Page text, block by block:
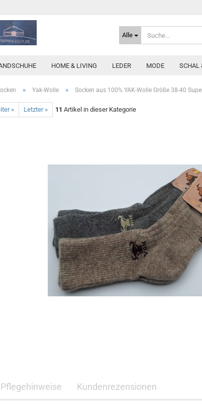
Alle
HOME & LIVING LEDER MODE SCHAL
» Yak-Wolle » Socken aus 100% YAK-Wolle Größe 38-40
» Letzter » 11 Artikel in dieser Kategorie
Pflegehinweise Kundenrezensionen